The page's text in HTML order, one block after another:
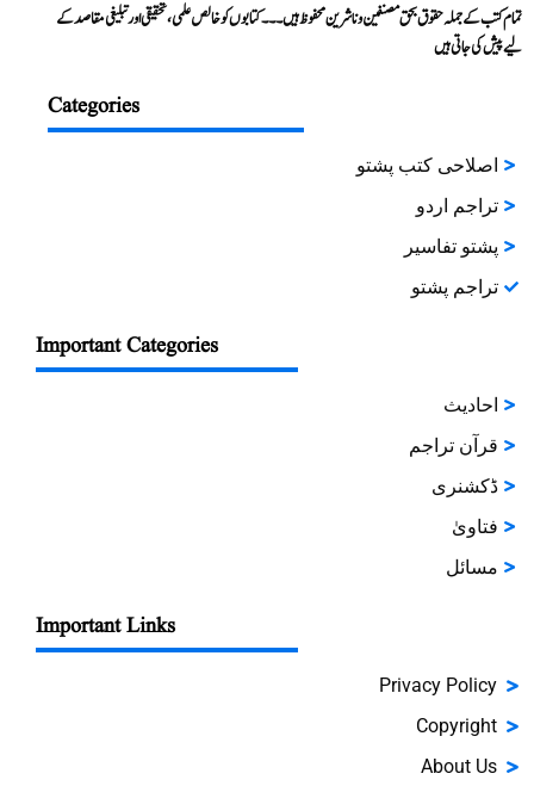
تمام کتب کے جملہ حقوق بحق مصنفین و ناشرین محفوظ ہیں۔۔۔ کتابوں کو خالص علمی، تحقیقی اور تبلیغی مقاصد کے
لیے پیش کی جاتی ہیں
Categories
اصلاحی کتب پشتو
تراجم اردو
پشتو تفاسیر
تراجم پشتو
Important Categories
احادیث
قرآن تراجم
ڈکشنری
فتاویٰ
مسائل
Important Links
Privacy Policy
Copyright
About Us